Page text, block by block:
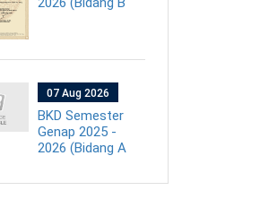
07 Aug 2026
BKD Semester
Genap 2025 -
2026 (Bidang A